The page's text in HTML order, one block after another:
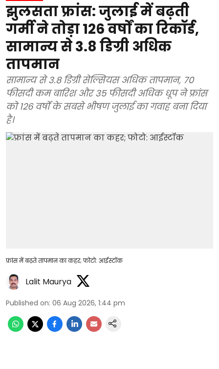
झुलसता फ्रांस: जुलाई में बढ़ती
गर्मी ने तोड़ा 126 वर्षों का रिकॉर्ड,
सामान्य से 3.8 डिग्री अधिक
तापमान
सामान्य से 3.8 डिग्री सेल्सियस अधिक तापमान, 70
फीसदी कम बारिश और 35 फीसदी अधिक धूप ने फ्रांस
को 126 वर्षों के सबसे भीषण जुलाई का गवाह बना दिया
है।
फ्रांस में बढ़ते तापमान का कहर; फोटो: आईस्टॉक
Lalit Maurya
Published on: 06 Aug 2026, 1:44 pm